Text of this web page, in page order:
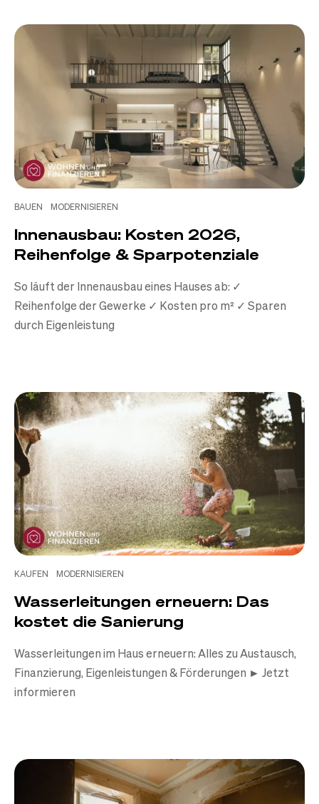
BAUEN MODERNISIEREN
Innenausbau: Kosten 2026,
Reihenfolge & Sparpotenziale
So läuft der Innenausbau eines Hauses ab: ✓
Reihenfolge der Gewerke ✓ Kosten pro m² ✓ Sparen
durch Eigenleistung
KAUFEN MODERNISIEREN
Wasserleitungen erneuern: Das
kostet die Sanierung
Wasserleitungen im Haus erneuern: Alles zu Austausch,
Finanzierung, Eigenleistungen & Förderungen ► Jetzt
informieren